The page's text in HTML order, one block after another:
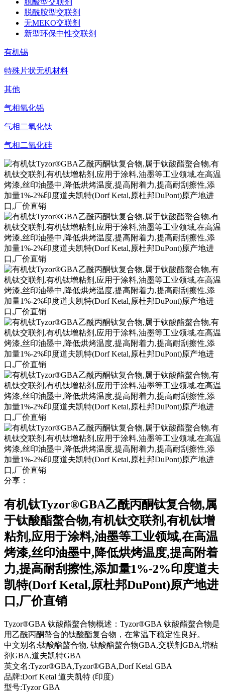
脱酸型交联剂
脱酰胺型交联剂
无MEKO交联剂
新型环保中性交联剂
有机锡
特殊片状无机材料
其他
气相氧化铝
气相二氧化钛
气相二氧化硅
分享：
有机钛Tyzor®GBA乙酰丙酮钛复合物,属
于钛酸酯螯合物,有机钛交联剂,有机钛增
粘剂,应用于涂料,油墨等工业领域,在高温
烤漆,丝印油墨中,降低烘烤温度,提高附着
力,提高耐刮擦性,添加量1%-2%印度道夫
凯特(Dorf Ketal,原杜邦DuPont)原产地进
口,厂价直销
Tyzor®GBA 钛酸酯螯合物概述：Tyzor®GBA 钛酸酯螯合物是
用乙酰丙酮螯合的钛酸酯复合物，在常温下稳定性良好。
中文别名:钛酸酯螯合物, 钛酸酯螯合物GBA,交联剂GBA,增粘
剂GBA,道夫凯特GBA
英文名:Tyzor®GBA,Tyzor®GBA,Dorf Ketal GBA
品牌:Dorf Ketal 道夫凯特 (印度)
型号:Tyzor GBA